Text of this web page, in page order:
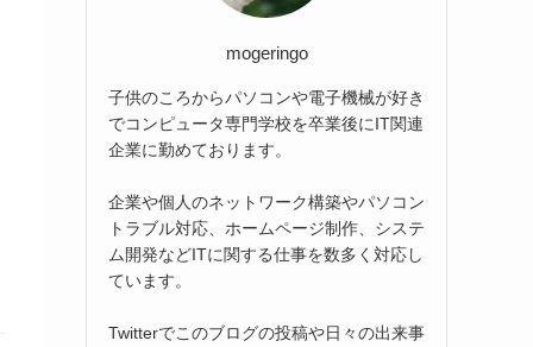
mogeringo
子供のころからパソコンや電子機械が好き
でコンピュータ専門学校を卒業後にIT関連
企業に勤めております。
企業や個人のネットワーク構築やパソコン
トラブル対応、ホームページ制作、システ
ム開発などITに関する仕事を数多く対応し
ています。
Twitterでこのブログの投稿や日々の出来事